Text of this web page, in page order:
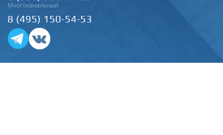
Многоканальный
8 (495) 150-54-53